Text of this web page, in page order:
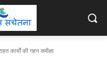
कार्यों की गहन समीक्षा